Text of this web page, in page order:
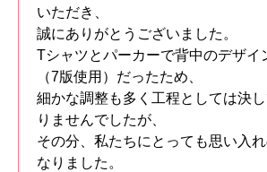
いただき、
誠にありがとうございました。
Tシャツとパーカーで背中のデザイ
（7版使用）だったため、
細かな調整も多く工程としては決
りませんでしたが、
その分、私たちにとっても思い入
なりました。